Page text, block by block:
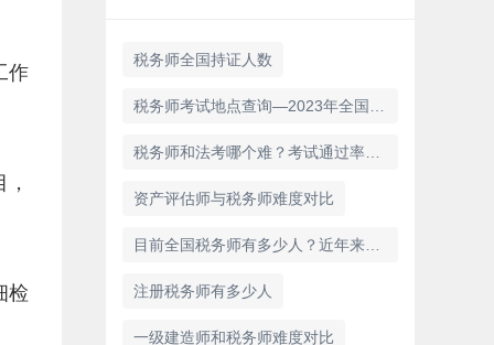
作
检
税务师全国持证人数
资产评估师与税务师难度对比
注册税务师有多少人
一级建造师和税务师难度对比